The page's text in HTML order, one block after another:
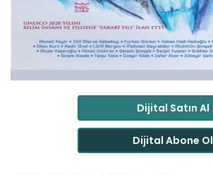
Dijital Satın Al
Dijital Abone Ol